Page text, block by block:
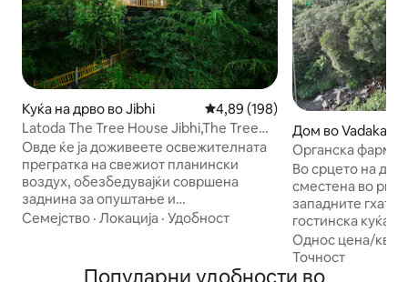
Куќа на дрво во Jibhi Просечна оцена: 4,89 од 5,
4,89 (198)
Latoda The Tree House Jibhi,The Tree
Cottage Jibhi
Овде ќе ја доживеете освежителната
прегратка на свежиот планински
воздух, обезбедувајќи совршена
заднина за опуштање и
размислување. Искусете го шармот на
Уживајте во добрината на претежно
Семејство · Локација · Удобност
Дом во
Органска фарма
Во срцето на
сместена во
западните
гостинска куќа и
фарма. 45 минути возење до
Кодаиканал и
нашиот имот. Со поглед кон поток со
Однос цена/
Точност